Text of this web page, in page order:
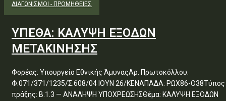
ΔΙΑΓΩΝΙΣΜΟΊ - ΠΡΟΜΉΘΕΙΕΣ
ΥΠΕΘΑ: ΚΑΛΥΨΗ ΕΞΟΔΩΝ
ΜΕΤΑΚΙΝΗΣΗΣ
Φορέας: Υπουργείο Εθνικής ΆμυναςΑρ. Πρωτοκόλλου:
Φ.071/371/1235/Σ.608/04 ΙΟΥΝ 26/ΚΕΝΑΠΑΔΑ: ΡΩΧ86-Ο38Τύπος
πράξης: Β.1.3 — ΑΝΑΛΗΨΗ ΥΠΟΧΡΕΩΣΗΣΘέμα: ΚΑΛΥΨΗ ΕΞΟΔΩΝ